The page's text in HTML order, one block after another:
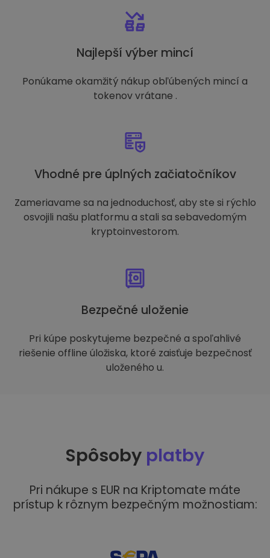
Najlepší výber mincí
Ponúkame okamžitý nákup obľúbených mincí a
tokenov vrátane .
Vhodné pre úplných začiatočníkov
Zameriavame sa na jednoduchosť, aby ste si rýchlo
osvojili našu platformu a stali sa sebavedomým
kryptoinvestorom.
Bezpečné uloženie
Pri kúpe poskytujeme bezpečné a spoľahlivé
riešenie offline úložiska, ktoré zaisťuje bezpečnosť
uloženého u.
Spôsoby platby
Pri nákupe s EUR na Kriptomate máte
prístup k rôznym bezpečným možnostiam: